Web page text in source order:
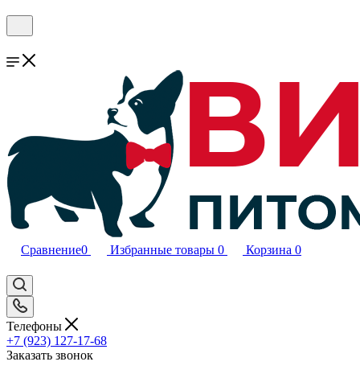
Сравнение0 Избранные товары 0 Корзина 0
Телефоны
+7 (923) 127-17-68
Заказать звонок